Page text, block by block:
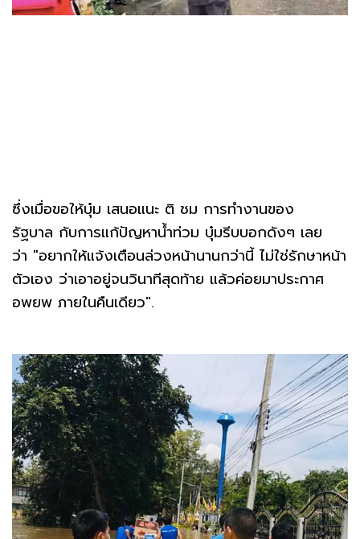
ซึ่งเมื่อขอให้บุ๋ม เสนอแนะ ติ ชม การทำงานของ
รัฐบาล กับการแก้ปัญหาน้ำท่วม บุ๋มรีบบอกดังๆ เลย
ว่า "อยากให้แจ้งเตือนล่วงหน้านานกว่านี้ ไม่ใช่รักษาหน้า
ตัวเอง ว่าเอาอยู่จนวินาทีสุดท้าย แล้วค่อยมาประกาศ
อพยพ ภายในคืนเดียว".